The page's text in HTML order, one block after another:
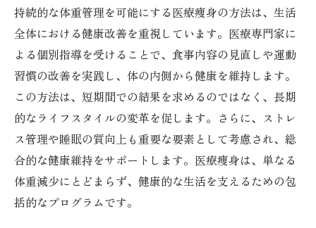
持続的な体重管理を可能にする医療痩身の方法は、生活
全体における健康改善を重視しています。医療専門家に
よる個別指導を受けることで、食事内容の見直しや運動
習慣の改善を実践し、体の内側から健康を維持します。
この方法は、短期間での結果を求めるのではなく、長期
的なライフスタイルの変革を促します。さらに、ストレ
ス管理や睡眠の質向上も重要な要素として考慮され、総
合的な健康維持をサポートします。医療痩身は、単なる
体重減少にとどまらず、健康的な生活を支えるための包
括的なプログラムです。